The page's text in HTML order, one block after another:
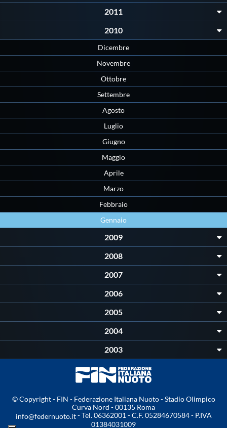
Videogallery
Intranet
Contatti
Mappa del sito
2011
2010
Dicembre
Novembre
Ottobre
Settembre
Agosto
Luglio
Giugno
Maggio
Aprile
Marzo
Febbraio
Gennaio
2009
2008
2007
2006
2005
2004
2003
© Copyright - FIN - Federazione Italiana Nuoto - Stadio Olimpico
Curva Nord - 00135 Roma
info@federnuoto.it- Tel. 06362001 - C.F. 05284670584 - P.IVA
01384031009